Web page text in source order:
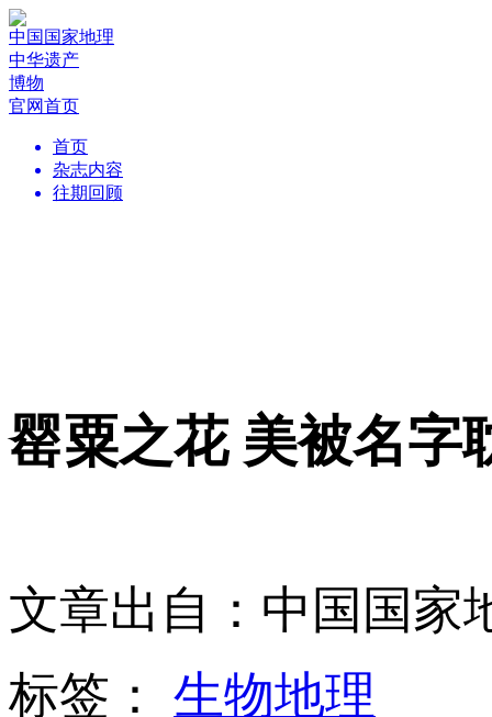
中国国家地理
中华遗产
博物
官网首页
首页
杂志内容
往期回顾
罂粟之花 美被名字
文章出自：中国国家
标签： 生物地理